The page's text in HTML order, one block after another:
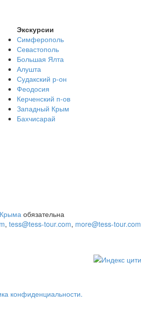
Экскурсии
Симферополь
Севастополь
Большая Ялта
Алушта
Судакский р-он
Феодосия
Керченский п-ов
Западный Крым
Бахчисарай
Крымаобязательна
, tess@tess-tour.com, more@tess-tour.com
конфиденциальности.